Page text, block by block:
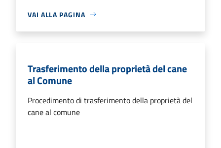
VAI ALLA PAGINA
Trasferimento della proprietà del cane
al Comune
Procedimento di trasferimento della proprietà del
cane al comune